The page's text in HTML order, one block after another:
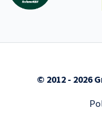
© 2012 - 2026